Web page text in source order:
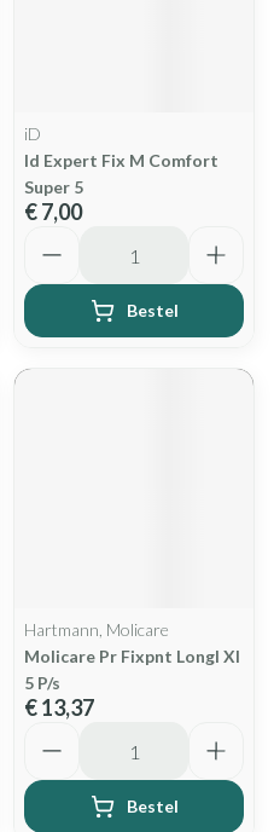
iD
Id Expert Fix M Comfort
Super 5
€ 7,00
Bestel
Hartmann, Molicare
Molicare Pr Fixpnt Longl Xl
5 P/s
€ 13,37
Bestel